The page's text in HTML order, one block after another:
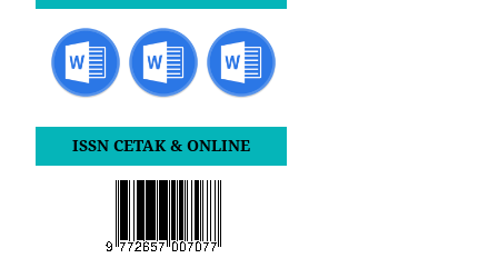
ISSN CETAK & ONLINE